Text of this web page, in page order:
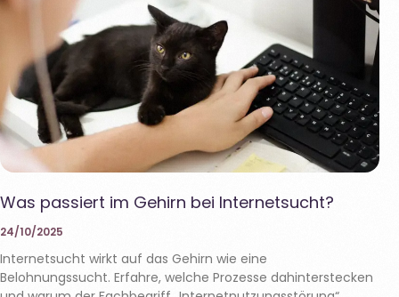
Was passiert im Gehirn bei Internetsucht?
24/10/2025
Internetsucht wirkt auf das Gehirn wie eine
Belohnungssucht. Erfahre, welche Prozesse dahinterstecken